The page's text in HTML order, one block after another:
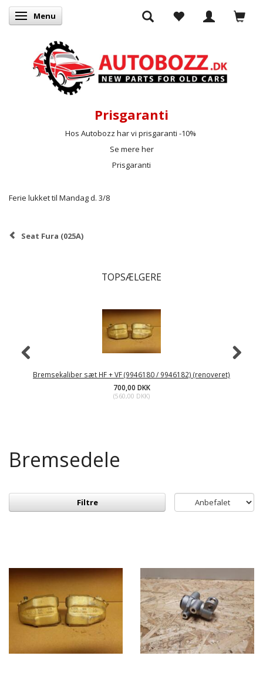
Skifte navigation
Menu
Prisgaranti
Hos Autobozz har vi prisgaranti -10%
Se mere her
Prisgaranti
Ferie lukket til Mandag d. 3/8
Seat Fura (025A)
TOPSÆLGERE
Bremsekaliber sæt HF + VF (9946180 / 9946182) (renoveret)
700,00 DKK
(560,00 DKK)
Bremsedele
Filtre